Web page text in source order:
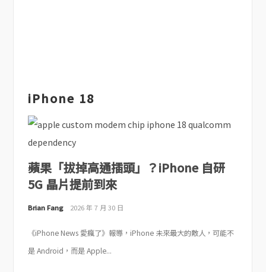
iPhone 18
蘋果「拔掉高通插頭」？iPhone 自研
5G 晶片提前到來
Brian Fang 2026 年 7 月 30 日
《iPhone News 愛瘋了》報導，iPhone 未來最大的敵人，可能不
是 Android，而是 Apple...